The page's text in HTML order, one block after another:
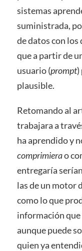
sistemas
suministrada,
de datos con los
que a partir de
usuario (prompt)
plausible.
Retomando al
trabajara a
ha aprendido y
comprimierao
entregaría
las de un motor
como lo que
información
aunque puede
quien ya